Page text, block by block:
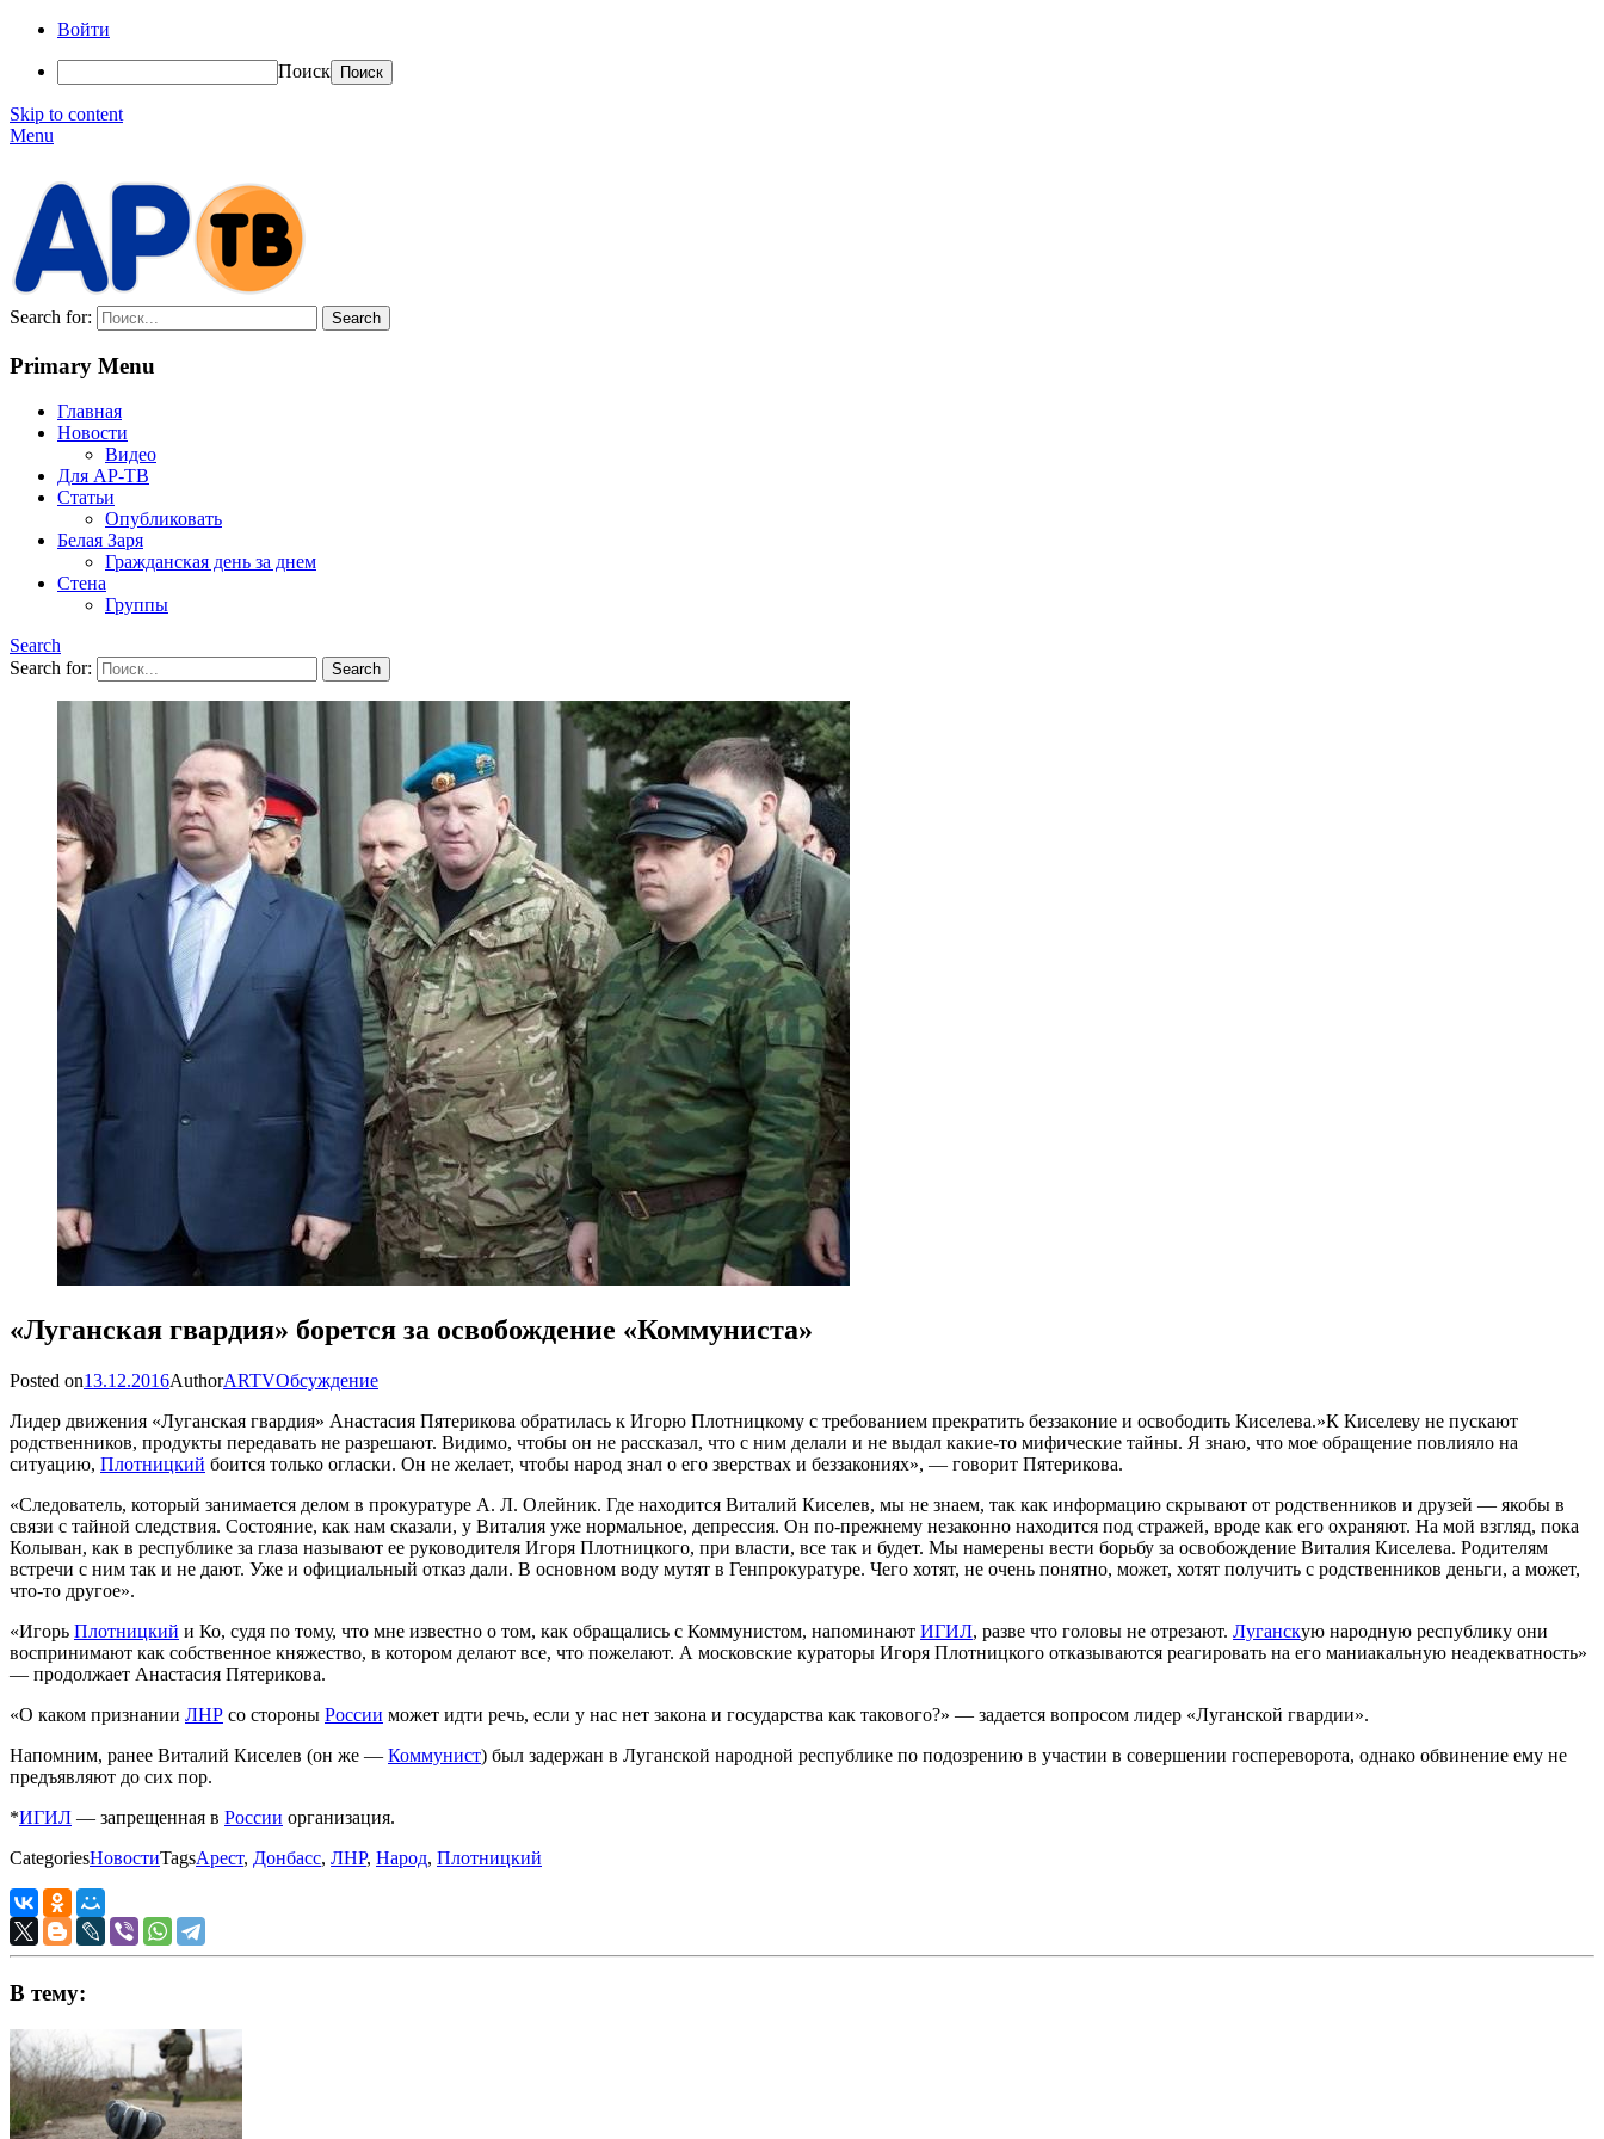
Войти
Поиск
Skip to content
Menu
Search for:
Primary Menu
Главная
Новости
Видео
Для АР-ТВ
Статьи
Опубликовать
Белая Заря
Гражданская день за днем
Стена
Группы
Search
Search for:
«Луганская гвардия» борется за освобождение «Коммуниста»
Posted on13.12.2016AuthorARTVОбсуждение
Лидер движения «Луганская гвардия» Анастасия Пятерикова обратилась к Игорю Плотницкому с требованием прекратить беззаконие и освободить Киселева.»К Киселеву не пускают
родственников, продукты передавать не разрешают. Видимо, чтобы он не рассказал, что с ним делали и не выдал какие-то мифические тайны. Я знаю, что мое обращение повлияло на
ситуацию, Плотницкий боится только огласки. Он не желает, чтобы народ знал о его зверствах и беззакониях», — говорит Пятерикова.
«Следователь, который занимается делом в прокуратуре А. Л. Олейник. Где находится Виталий Киселев, мы не знаем, так как информацию скрывают от родственников и друзей — якобы в
связи с тайной следствия. Состояние, как нам сказали, у Виталия уже нормальное, депрессия. Он по-прежнему незаконно находится под стражей, вроде как его охраняют. На мой взгляд, пока
Колыван, как в республике за глаза называют ее руководителя Игоря Плотницкого, при власти, все так и будет. Мы намерены вести борьбу за освобождение Виталия Киселева. Родителям
встречи с ним так и не дают. Уже и официальный отказ дали. В основном воду мутят в Генпрокуратуре. Чего хотят, не очень понятно, может, хотят получить с родственников деньги, а может,
что-то другое».
«Игорь Плотницкий и Ко, судя по тому, что мне известно о том, как обращались с Коммунистом, напоминают ИГИЛ, разве что головы не отрезают. Луганскую народную республику они
воспринимают как собственное княжество, в котором делают все, что пожелают. А московские кураторы Игоря Плотницкого отказываются реагировать на его маниакальную неадекватность»
— продолжает Анастасия Пятерикова.
«О каком признании ЛНР со стороны России может идти речь, если у нас нет закона и государства как такового?» — задается вопросом лидер «Луганской гвардии».
Напомним, ранее Виталий Киселев (он же — Коммунист) был задержан в Луганской народной республике по подозрению в участии в совершении госпереворота, однако обвинение ему не
предъявляют до сих пор.
*ИГИЛ — запрещенная в России организация.
CategoriesНовостиTagsАрест, Донбасс, ЛНР, Народ, Плотницкий
В тему: